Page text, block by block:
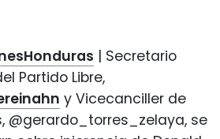
| Secretario
Partido Libre,
y Vicecanciller de
@gerardo_torres_zelaya, se